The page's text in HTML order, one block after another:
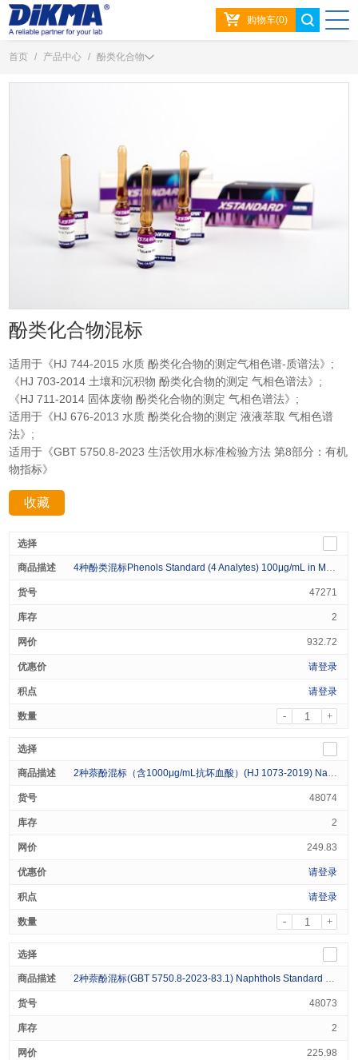
购物车(0)
首页 / 产品中心 / 酚类化合物
酚类化合物混标
适用于《HJ 744-2015 水质 酚类化合物的测定气相色谱-质谱法》;
《HJ 703-2014 土壤和沉积物 酚类化合物的测定 气相色谱法》;
《HJ 711-2014 固体废物 酚类化合物的测定 气相色谱法》;
适用于《HJ 676-2013 水质 酚类化合物的测定 液液萃取 气相色谱
法》;
适用于《GBT 5750.8-2023 生活饮用水标准检验方法 第8部分：有机
物指标》
收藏
4种酚类混标Phenols Standard (4 Analytes) 100μg/mL in Methanol 1mL
47271
2
932.72
请登录
请登录
- +
2种萘酚混标（含1000μg/mL抗坏血酸）(HJ 1073-2019) Naphthols Standard (2 Analytes) 1000μg/mL in Methanol 1mL
48074
2
249.83
请登录
请登录
- +
2种萘酚混标(GBT 5750.8-2023-83.1) Naphthols Standard (2 Analytes) Varied in Methanol 1mL
48073
2
225.98